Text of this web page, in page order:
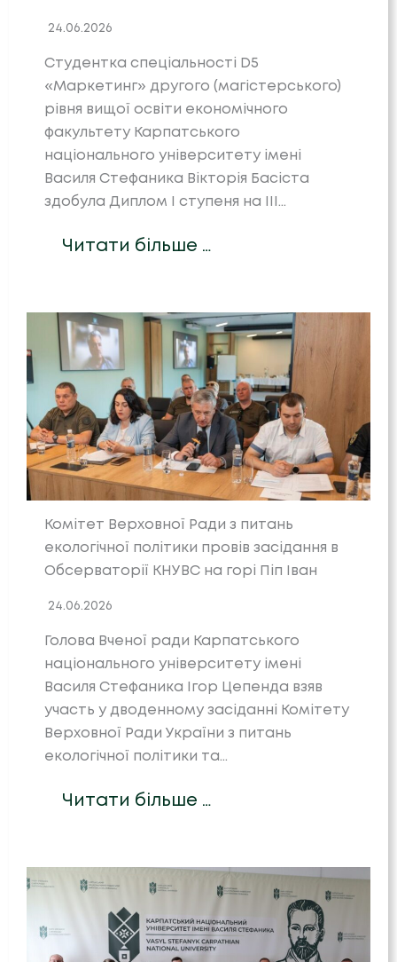
24.06.2026
Студентка спеціальності D5
«Маркетинг» другого (магістерського)
рівня вищої освіти економічного
факультету Карпатського
національного університету імені
Василя Стефаника Вікторія Басіста
здобула Диплом І ступеня на III…
Читати більше …
Комітет Верховної Ради з питань
екологічної політики провів засідання в
Обсерваторії КНУВС на горі Піп Іван
24.06.2026
Голова Вченої ради Карпатського
національного університету імені
Василя Стефаника Ігор Цепенда взяв
участь у дводенному засіданні Комітету
Верховної Ради України з питань
екологічної політики та…
Читати більше …